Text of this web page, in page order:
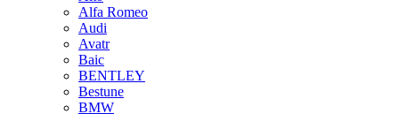
Alfa Romeo
Audi
Avatr
Baic
BENTLEY
Bestune
BMW